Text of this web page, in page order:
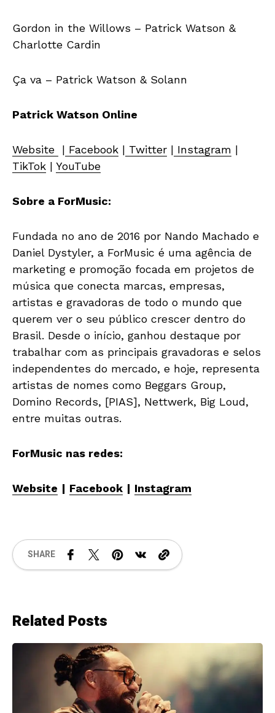
Gordon in the Willows – Patrick Watson &
Charlotte Cardin
Ça va – Patrick Watson & Solann
Patrick Watson Online
Website | Facebook | Twitter | Instagram |
TikTok | YouTube
Sobre a ForMusic:
Fundada no ano de 2016 por Nando Machado e
Daniel Dystyler, a ForMusic é uma agência de
marketing e promoção focada em projetos de
música que conecta marcas, empresas,
artistas e gravadoras de todo o mundo que
querem ver o seu público crescer dentro do
Brasil. Desde o início, ganhou destaque por
trabalhar com as principais gravadoras e selos
independentes do mercado, e hoje, representa
artistas de nomes como Beggars Group,
Domino Records, [PIAS], Nettwerk, Big Loud,
entre muitas outras.
ForMusic nas redes:
Website | Facebook | Instagram
SHARE
Related Posts